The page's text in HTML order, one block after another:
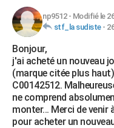
Retraite
Impôts
Epargne
Immobilier
Risques naturels par ville
Banque
Assurance
Crédit
AUTO
Essais
Réserver un essai
Citadines
Berlines
SUV
Forum auto
HIGH-TECH
Mobiles
Meilleur smartphone
Internet
Ordinateurs
Jeux vidéo
Guide high-tech
+
BRICOLAGE
Forum
Aménagement intérieur
Extérieur
Cuisine
Salle de bains
Jardinage
Rangement
WEEK-END
Guides de France
Escapades
Patrimoine
Expositions
Musées
Week-end nature
+LIFESTYLE
np9512- Modifié le
stf_la sudiste-
Bonjour,
j'ai acheté un nouveau
(marque citée plus
C00142512.
ne comprend
monter... Merci de
pour acheter un